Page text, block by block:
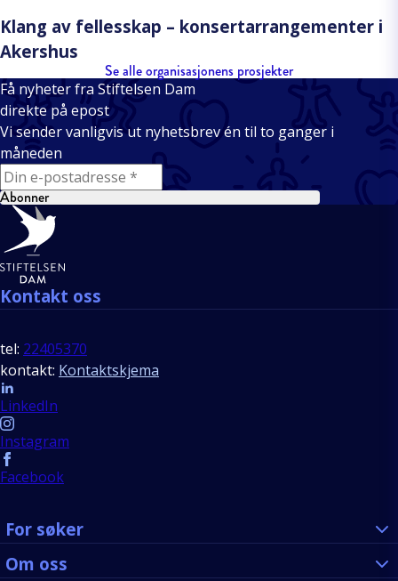
Klang av fellesskap – konsertarrangementer i
Akershus
Se alle organisasjonens prosjekter
Få nyheter fra Stiftelsen Dam
direkte på epost
Vi sender vanligvis ut nyhetsbrev én til to ganger i
måneden
E-mail
Abonner
Bunntekst
Kontakt oss
tel: 22405370
kontakt: Kontaktskjema
Follow us
LinkedIn
Instagram
Facebook
For søker
Om oss